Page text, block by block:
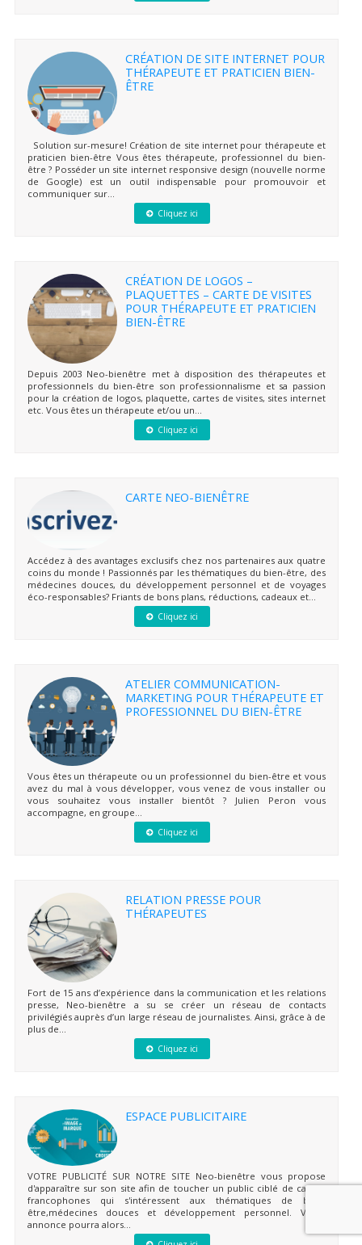
CRÉATION DE SITE INTERNET POUR
THÉRAPEUTE ET PRATICIEN BIEN-
ÊTRE
Solution sur-mesure! Création de site internet pour thérapeute et
praticien bien-être Vous êtes thérapeute, professionnel du bien-
être ? Posséder un site internet responsive design (nouvelle norme
de Google) est un outil indispensable pour promouvoir et
communiquer sur...
Cliquez ici
CRÉATION DE LOGOS –
PLAQUETTES – CARTE DE VISITES
POUR THÉRAPEUTE ET PRATICIEN
BIEN-ÊTRE
Depuis 2003 Neo-bienêtre met à disposition des thérapeutes et
professionnels du bien-être son professionnalisme et sa passion
pour la création de logos, plaquette, cartes de visites, sites internet
etc. Vous êtes un thérapeute et/ou un...
Cliquez ici
CARTE NEO-BIENÊTRE
Accédez à des avantages exclusifs chez nos partenaires aux quatre
coins du monde ! Passionnés par les thématiques du bien-être, des
médecines douces, du développement personnel et de voyages
éco-responsables? Friants de bons plans, réductions, cadeaux et...
Cliquez ici
ATELIER COMMUNICATION-
MARKETING POUR THÉRAPEUTE ET
PROFESSIONNEL DU BIEN-ÊTRE
Vous êtes un thérapeute ou un professionnel du bien-être et vous
avez du mal à vous développer, vous venez de vous installer ou
vous souhaitez vous installer bientôt ? Julien Peron vous
accompagne, en groupe...
Cliquez ici
RELATION PRESSE POUR
THÉRAPEUTES
Fort de 15 ans d’expérience dans la communication et les relations
presse, Neo-bienêtre a su se créer un réseau de contacts
privilégiés auprès d’un large réseau de journalistes. Ainsi, grâce à de
plus de...
Cliquez ici
ESPACE PUBLICITAIRE
VOTRE PUBLICITÉ SUR NOTRE SITE Neo-bienêtre vous propose
d'apparaître sur son site afin de toucher un public ciblé de cadres
francophones qui s'intéressent aux thématiques de bien-
être,médecines douces et développement personnel. Votre
annonce pourra alors...